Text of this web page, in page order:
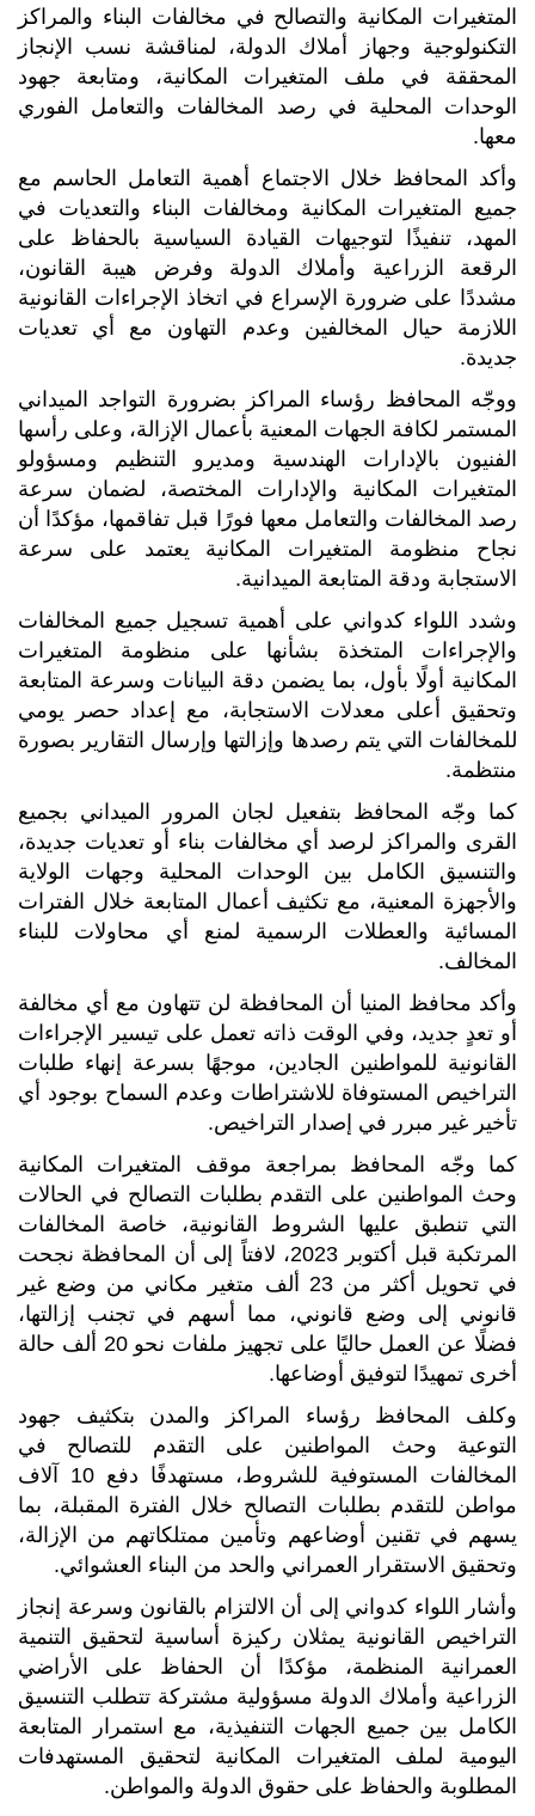
المتغيرات المكانية والتصالح في مخالفات البناء والمراكز
التكنولوجية وجهاز أملاك الدولة، لمناقشة نسب الإنجاز
المحققة في ملف المتغيرات المكانية، ومتابعة جهود
الوحدات المحلية في رصد المخالفات والتعامل الفوري
معها.
وأكد المحافظ خلال الاجتماع أهمية التعامل الحاسم مع
جميع المتغيرات المكانية ومخالفات البناء والتعديات في
المهد، تنفيذًا لتوجيهات القيادة السياسية بالحفاظ على
الرقعة الزراعية وأملاك الدولة وفرض هيبة القانون،
مشددًا على ضرورة الإسراع في اتخاذ الإجراءات القانونية
اللازمة حيال المخالفين وعدم التهاون مع أي تعديات
جديدة.
ووجّه المحافظ رؤساء المراكز بضرورة التواجد الميداني
المستمر لكافة الجهات المعنية بأعمال الإزالة، وعلى رأسها
الفنيون بالإدارات الهندسية ومديرو التنظيم ومسؤولو
المتغيرات المكانية والإدارات المختصة، لضمان سرعة
رصد المخالفات والتعامل معها فورًا قبل تفاقمها، مؤكدًا أن
نجاح منظومة المتغيرات المكانية يعتمد على سرعة
الاستجابة ودقة المتابعة الميدانية.
وشدد اللواء كدواني على أهمية تسجيل جميع المخالفات
والإجراءات المتخذة بشأنها على منظومة المتغيرات
المكانية أولًا بأول، بما يضمن دقة البيانات وسرعة المتابعة
وتحقيق أعلى معدلات الاستجابة، مع إعداد حصر يومي
للمخالفات التي يتم رصدها وإزالتها وإرسال التقارير بصورة
منتظمة.
كما وجّه المحافظ بتفعيل لجان المرور الميداني بجميع
القرى والمراكز لرصد أي مخالفات بناء أو تعديات جديدة،
والتنسيق الكامل بين الوحدات المحلية وجهات الولاية
والأجهزة المعنية، مع تكثيف أعمال المتابعة خلال الفترات
المسائية والعطلات الرسمية لمنع أي محاولات للبناء
المخالف.
وأكد محافظ المنيا أن المحافظة لن تتهاون مع أي مخالفة
أو تعدٍ جديد، وفي الوقت ذاته تعمل على تيسير الإجراءات
القانونية للمواطنين الجادين، موجهًا بسرعة إنهاء طلبات
التراخيص المستوفاة للاشتراطات وعدم السماح بوجود أي
تأخير غير مبرر في إصدار التراخيص.
كما وجّه المحافظ بمراجعة موقف المتغيرات المكانية
وحث المواطنين على التقدم بطلبات التصالح في الحالات
التي تنطبق عليها الشروط القانونية، خاصة المخالفات
المرتكبة قبل أكتوبر 2023، لافتاً إلى أن المحافظة نجحت
في تحويل أكثر من 23 ألف متغير مكاني من وضع غير
قانوني إلى وضع قانوني، مما أسهم في تجنب إزالتها،
فضلًا عن العمل حاليًا على تجهيز ملفات نحو 20 ألف حالة
أخرى تمهيدًا لتوفيق أوضاعها.
وكلف المحافظ رؤساء المراكز والمدن بتكثيف جهود
التوعية وحث المواطنين على التقدم للتصالح في
المخالفات المستوفية للشروط، مستهدفًا دفع 10 آلاف
مواطن للتقدم بطلبات التصالح خلال الفترة المقبلة، بما
يسهم في تقنين أوضاعهم وتأمين ممتلكاتهم من الإزالة،
وتحقيق الاستقرار العمراني والحد من البناء العشوائي.
وأشار اللواء كدواني إلى أن الالتزام بالقانون وسرعة إنجاز
التراخيص القانونية يمثلان ركيزة أساسية لتحقيق التنمية
العمرانية المنظمة، مؤكدًا أن الحفاظ على الأراضي
الزراعية وأملاك الدولة مسؤولية مشتركة تتطلب التنسيق
الكامل بين جميع الجهات التنفيذية، مع استمرار المتابعة
اليومية لملف المتغيرات المكانية لتحقيق المستهدفات
المطلوبة والحفاظ على حقوق الدولة والمواطن.